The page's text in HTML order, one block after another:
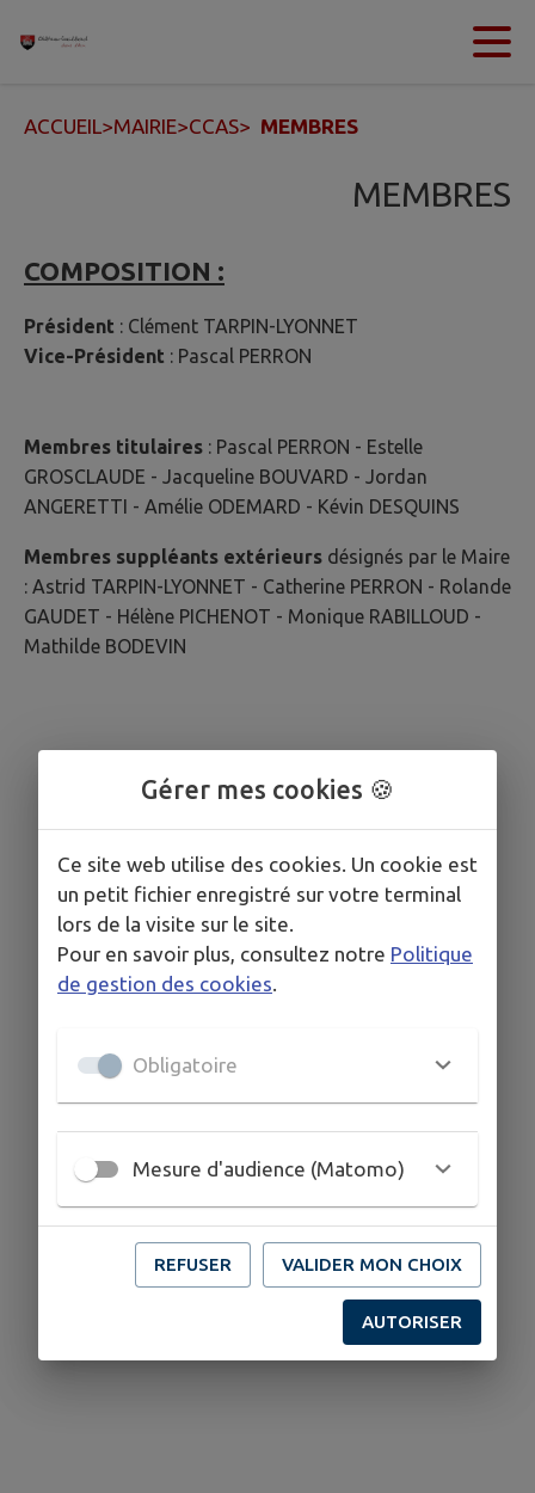
Contenu
ACCUEIL>MAIRIE>CCAS> MEMBRES
MEMBRES
COMPOSITION :
Président : Clément TARPIN-LYONNET
Vice-Président : Pascal PERRON
Membres titulaires : Pascal PERRON - Estelle
GROSCLAUDE - Jacqueline BOUVARD - Jordan
ANGERETTI - Amélie ODEMARD - Kévin DESQUINS
Membres suppléants extérieurs désignés par le Maire
: Astrid TARPIN-LYONNET - Catherine PERRON - Rolande
GAUDET - Hélène PICHENOT - Monique RABILLOUD -
Mathilde BODEVIN
Gérer mes cookies 🍪
Ce site web utilise des cookies. Un cookie est
un petit fichier enregistré sur votre terminal
lors de la visite sur le site.
Pour en savoir plus, consultez notre Politique
de gestion des cookies
Obligatoire
Mesure d'audience (Matomo)
REFUSER VALIDER MON CHOIX
AUTORISER